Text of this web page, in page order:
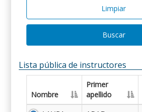
Limpiar
Buscar
Lista pública de instructores
Nombre
Primer
apellido